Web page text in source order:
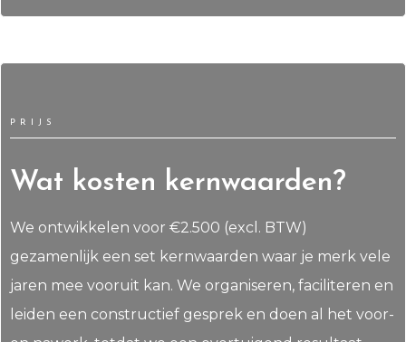
PRIJS
Wat kosten kernwaarden?
We ontwikkelen voor €2.500 (excl. BTW)
gezamenlijk een set kernwaarden waar je merk vele
jaren mee vooruit kan. We organiseren, faciliteren en
leiden een constructief gesprek en doen al het voor-